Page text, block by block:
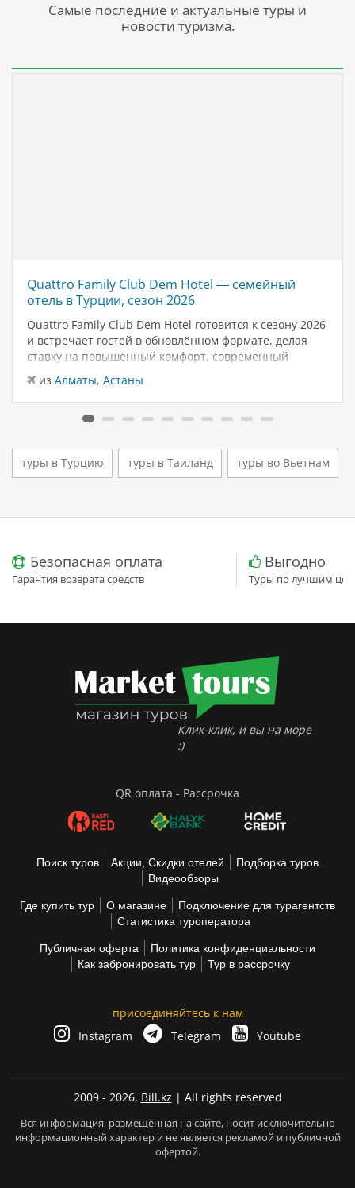
Самые последние и актуальные туры и
новости туризма.
Quattro Family Club Dem Hotel — семейный
отель в Турции, сезон 2026
Quattro Family Club Dem Hotel готовится к сезону 2026
и встречает гостей в обновлённом формате, делая
ставку на повышенный комфорт, современный
дизайн и атмосферу спокойного семейного отдыха у
моря. Отель остаётся популярным выбором для тех,
кто ищет семейный отель в…
из Алматы, Астаны
туры в Турцию туры в Таиланд туры во Вьетнам
Безопасная оплата
Гарантия возврата средств
Выгодно
Туры по лучшим
Клик-клик, и вы на море
:)
QR оплата - Рассрочка
Поиск туров Акции, Скидки отелей
Подборка туров
Видеообзоры
Где купить тур О магазине
Подключение для турагентств
Статистика туроператора
Публичная оферта
Политика конфиденциальности
Как забронировать тур
Тур в рассрочку
присоединяйтесь к нам
Instagram
Telegram Youtube
2009 - 2026, Bill.kz | All rights reserved
Вся информация, размещённая на сайте, носит исключительно
информационный характер и не является рекламой и публичной
офертой.